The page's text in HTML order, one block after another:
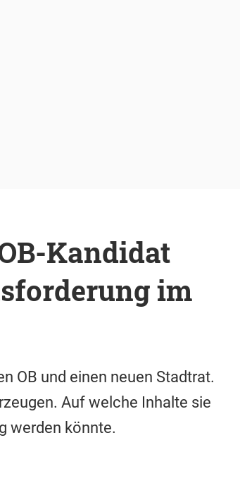
Kandidat
im
OB und einen neuen Stadtrat.
Auf welche Inhalte sie
werden könnte.